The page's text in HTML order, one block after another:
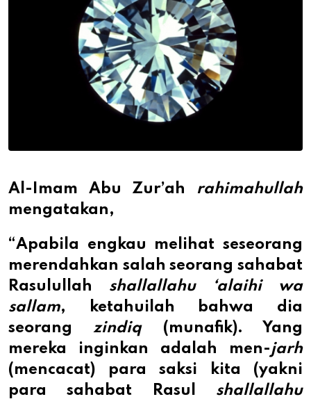
Al-Imam Abu Zur’ah rahimahullah
mengatakan,
“Apabila engkau melihat seseorang
merendahkan salah seorang sahabat
Rasulullah shallallahu ‘alaihi wa
sallam, ketahuilah bahwa dia
seorangzindiq (munafik). Yang
mereka inginkan adalah men-jarh
(mencacat) para saksi kita (yakni
para sahabat Rasul shallallahu